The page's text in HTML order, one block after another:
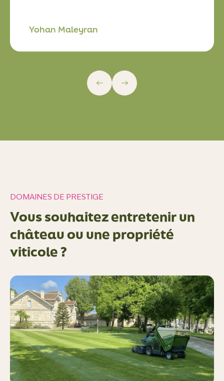
Yohan Maleyran
DOMAINES DE PRESTIGE
Vous souhaitez entretenir un
château ou une propriété
viticole ?